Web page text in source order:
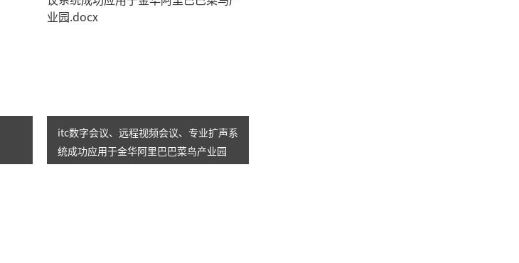
itc数字会议、远程视频会议、专业扩声系
统成功应用于金华阿里巴巴菜鸟产业园